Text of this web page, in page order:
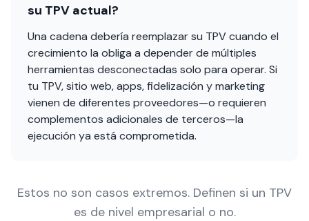
su TPV actual?
Una cadena debería reemplazar su TPV cuando el
crecimiento la obliga a depender de múltiples
herramientas desconectadas solo para operar. Si
tu TPV, sitio web, apps, fidelización y marketing
vienen de diferentes proveedores—o requieren
complementos adicionales de terceros—la
ejecución ya está comprometida.
Estos no son casos extremos. Definen si un TPV
es de nivel empresarial o no.